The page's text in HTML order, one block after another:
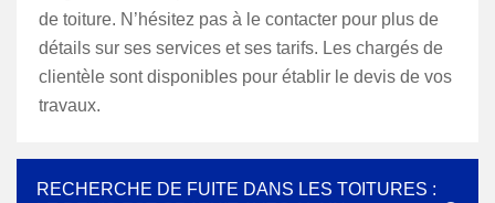
de toiture. N’hésitez pas à le contacter pour plus de
détails sur ses services et ses tarifs. Les chargés de
clientèle sont disponibles pour établir le devis de vos
travaux.
RECHERCHE DE FUITE DANS LES TOITURES :